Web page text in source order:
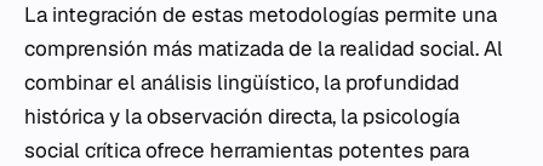
La integración de estas metodologías permite una
comprensión más matizada de la realidad social. Al
combinar el análisis lingüístico, la profundidad
histórica y la observación directa, la psicología
social crítica ofrece herramientas potentes para